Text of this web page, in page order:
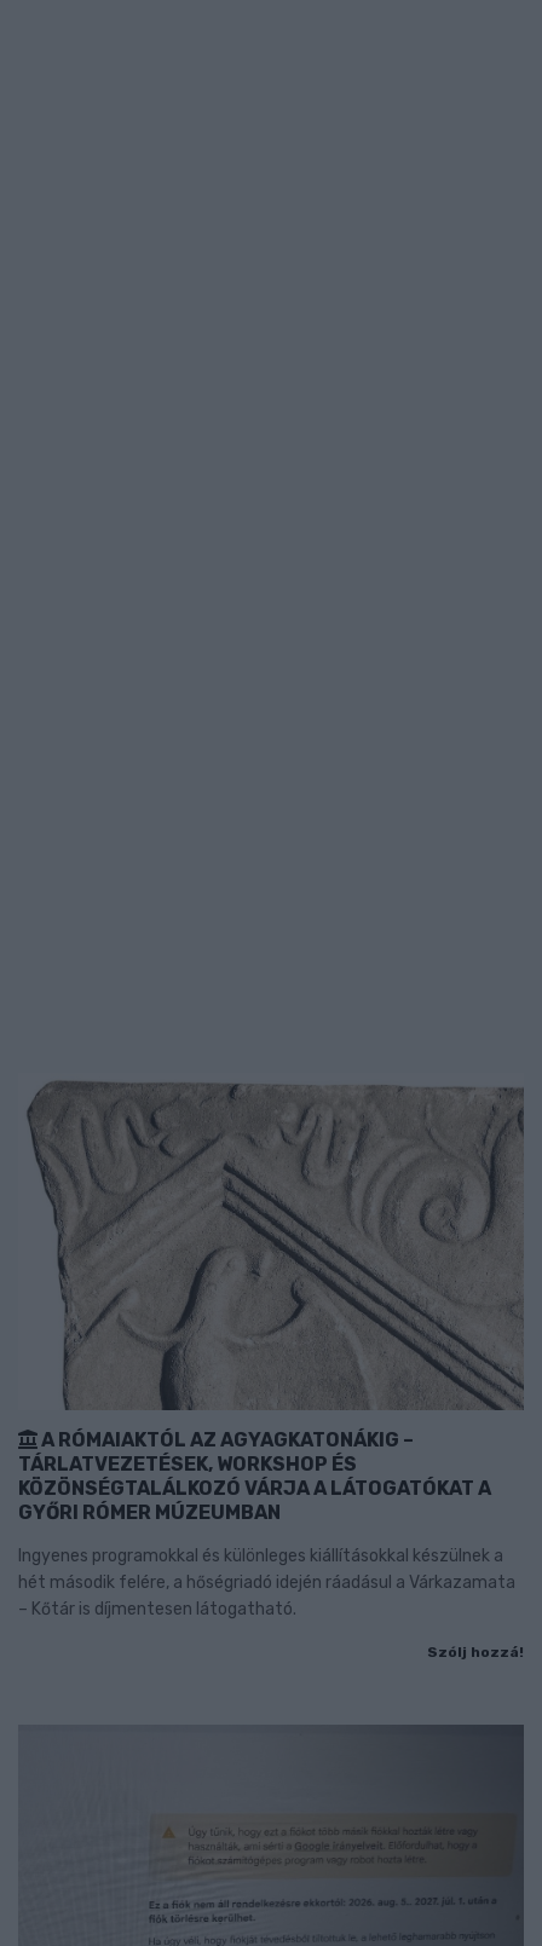
A RÓMAIAKTÓL AZ AGYAGKATONÁKIG –
TÁRLATVEZETÉSEK, WORKSHOP ÉS
KÖZÖNSÉGTALÁLKOZÓ VÁRJA A LÁTOGATÓKAT A
GYŐRI RÓMER MÚZEUMBAN
Ingyenes programokkal és különleges kiállításokkal készülnek a
hét második felére, a hőségriadó idején ráadásul a Várkazamata
– Kőtár is díjmentesen látogatható.
Szólj hozzá!